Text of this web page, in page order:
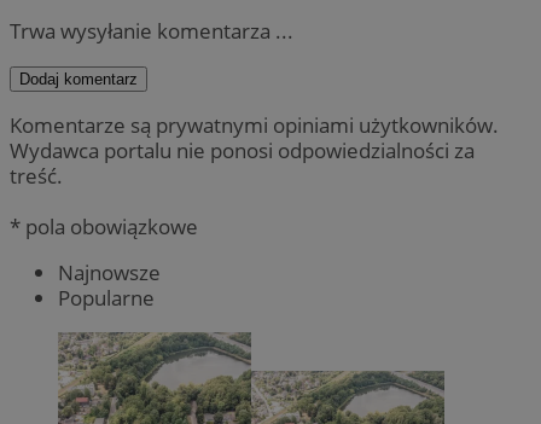
Trwa wysyłanie komentarza ...
Dodaj komentarz
Komentarze są prywatnymi opiniami użytkowników.
Wydawca portalu nie ponosi odpowiedzialności za
treść.
* pola obowiązkowe
Najnowsze
Popularne